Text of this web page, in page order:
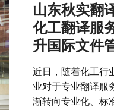
山东秋实翻
化工翻译服
升国际文件
近日，随着化工行
业对于专业翻译服
渐转向专业化、标